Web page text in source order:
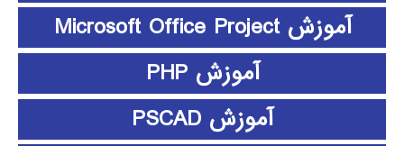
آموزش Microsoft Office Project
آموزش PHP
آموزش PSCAD